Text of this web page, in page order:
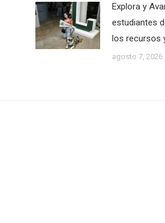
Explora y
estudiantes
los recursos
agosto 7, 2026